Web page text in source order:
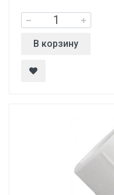
В корзину